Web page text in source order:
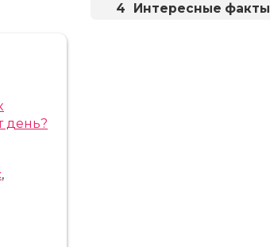
день?
,
Интересные факты